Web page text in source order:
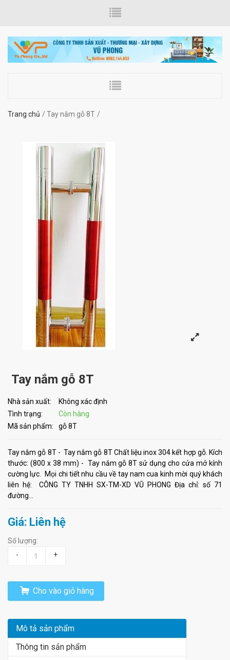
Trang chủ Tay nắm gỗ 8T
Tay nắm gỗ 8T
Nhà sản xuất:
Không xác định
Tình trạng:
Còn hàng
Mã sản phẩm:
gỗ 8T
Tay nắm gỗ 8T - Tay nắm gỗ 8T Chất liệu inox 304 kết hợp gỗ. Kích
thước: (800 x 38 mm) - Tay nắm gỗ 8T sử dụng cho cửa mở kính
cường lực. Mọi chi tiết nhu cầu về tay nam cua kinh mời quý khách
liên hệ: CÔNG TY TNHH SX-TM-XD VŨ PHONG Địa chỉ: số 71
đường...
Giá: Liên hệ
Số lượng:
-
+
Cho vào giỏ hàng
Mô tả sản phẩm
Thông tin sản phẩm